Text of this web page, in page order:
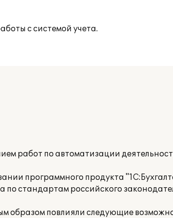
с системой учета.
работ по автоматизации
программного продукта
по стандартам российского
образом повлияли следующие